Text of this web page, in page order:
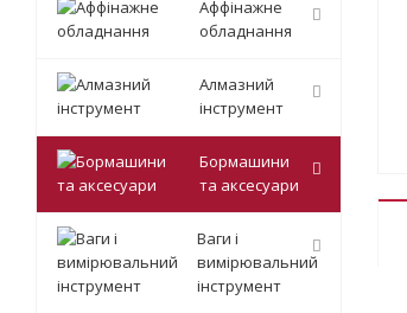
Аффінажне
обладнання
Алмазний
інструмент
Бормашини
та аксесуари
Ваги і
вимірювальний
інструмент